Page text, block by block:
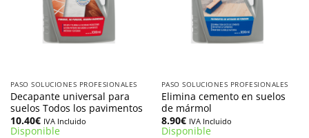
PASO SOLUCIONES PROFESIONALES
Decapante universal para
suelos Todos los pavimentos
10.40€ IVA Incluido
Disponible
PASO SOLUCIONES PROFESIONALES
Elimina cemento en suelos
de mármol
8.90€ IVA Incluido
Disponible